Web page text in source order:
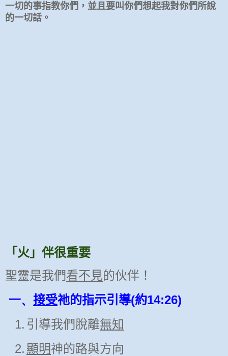
一切的事指教你們，並且要叫你們想起我對你們所說
的一切話。
「火」伴很重要
聖靈是我們看不見的伙伴！
一、 接受祂的指示引導(約14:26)
1. 引導我們脫離無知
2. 顯明神的路與方向